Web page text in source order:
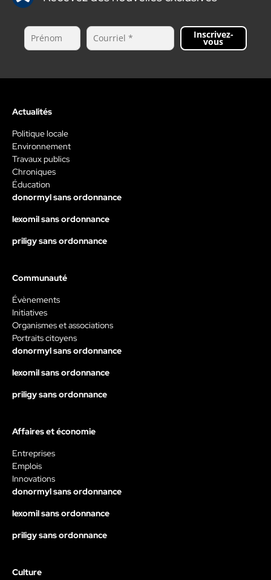
Inscrivez-
vous
Actualités
Politique locale
Environnement
Travaux publics
Chroniques
Éducation
donormyl sans ordonnance
lexomil sans ordonnance
priligy sans ordonnance
Communauté
Évènements
Initiatives
Organismes et associations
Portraits citoyens
donormyl sans ordonnance
lexomil sans ordonnance
priligy sans ordonnance
Affaires et économie
Entreprises
Emplois
Innovations
donormyl sans ordonnance
lexomil sans ordonnance
priligy sans ordonnance
Culture